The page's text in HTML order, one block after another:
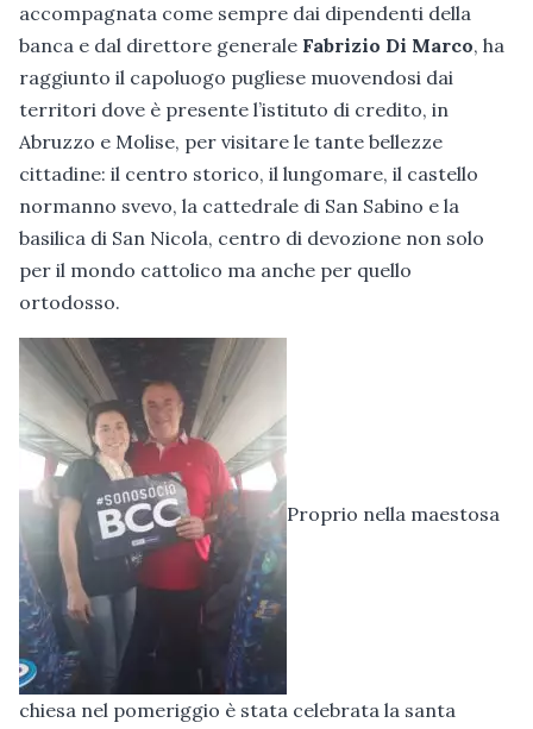
accompagnata come sempre dai dipendenti della
banca e dal direttore generale Fabrizio Di Marco, ha
raggiunto il capoluogo pugliese muovendosi dai
territori dove è presente l’istituto di credito, in
Abruzzo e Molise, per visitare le tante bellezze
cittadine: il centro storico, il lungomare, il castello
normanno svevo, la cattedrale di San Sabino e la
basilica di San Nicola, centro di devozione non solo
per il mondo cattolico ma anche per quello
ortodosso.
Proprio nella maestosa
chiesa nel pomeriggio è stata celebrata la santa